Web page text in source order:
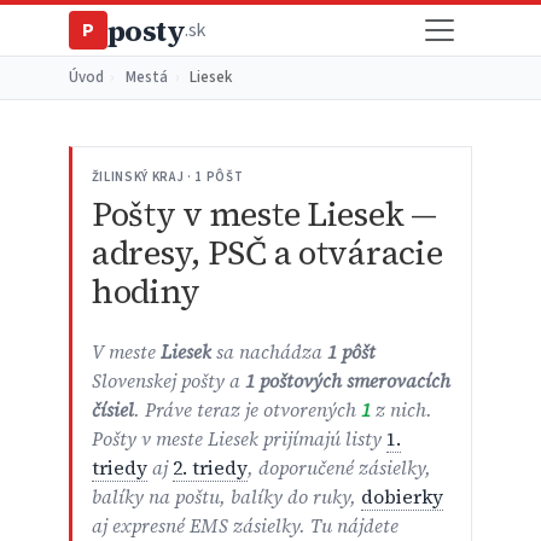
P posty.sk
Úvod Mestá Liesek
ŽILINSKÝ KRAJ · 1 PÔŠT
Pošty v meste Liesek —
adresy, PSČ a otváracie
hodiny
V mesteLieseksa nachádza1 pôšt
Slovenskej pošty a1 poštových smerovacích
čísiel. Práve teraz je otvorených1z nich.
Pošty v meste Liesek prijímajú listy 1.
triedyaj2. triedy, doporučené zásielky,
balíky na poštu, balíky do ruky, dobierky
aj expresné EMS zásielky. Tu nájdete